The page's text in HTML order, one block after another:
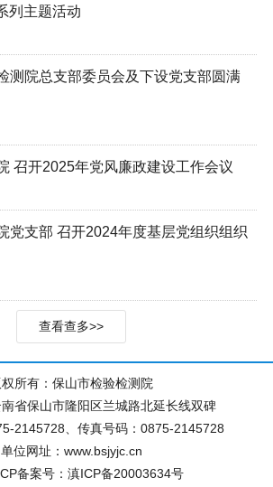
列主题活动
测院总支部委员会及下设党支部圆满
召开2025年党风廉政建设工作会议
党支部 召开2024年度基层党组织组织
查看查多>>
权所有：保山市检验检测院
省保山市隆阳区兰城路北延长线双碑
2145728、传真号码：0875-2145728
单位网址：www.bsjyjc.cn
备案号：滇ICP备20003634号